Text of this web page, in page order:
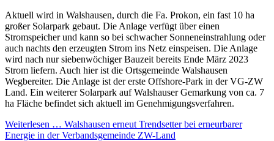
Aktuell wird in Walshausen, durch die Fa. Prokon, ein fast 10 ha
großer Solarpark gebaut. Die Anlage verfügt über einen
Stromspeicher und kann so bei schwacher Sonneneinstrahlung oder
auch nachts den erzeugten Strom ins Netz einspeisen. Die Anlage
wird nach nur siebenwöchiger Bauzeit bereits Ende März 2023
Strom liefern. Auch hier ist die Ortsgemeinde Walshausen
Wegbereiter. Die Anlage ist der erste Offshore-Park in der VG-ZW
Land. Ein weiterer Solarpark auf Walshauser Gemarkung von ca. 7
ha Fläche befindet sich aktuell im Genehmigungsverfahren.
Weiterlesen … Walshausen erneut Trendsetter bei erneurbarer
Energie in der Verbandsgemeinde ZW-Land